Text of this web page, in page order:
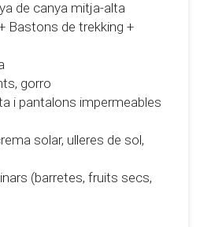
de canya mitja-alta
Bastons de trekking +
gorro
i pantalons impermeables
solar, ulleres de sol,
(barretes, fruits secs,